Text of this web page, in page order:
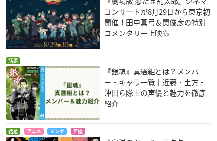
-IL TEATRINO-
ニノ
解
入江京介
ズ ～よみがえる太陽
～
バグース
彩雲国物語 第2シリ
ーズ
縹璃桜
少年陰陽師
藤原行成
コンサートが8月29日から東京初
開催！田中真弓＆関俊彦の特別
コメンタリー上映も
話題
『銀魂』真選組とは？メンバ
ー・キャラ一覧｜近藤・土方・
沖田ら隊士の声優と魅力を徹底
紹介
話題 アニメ マンガ 声優